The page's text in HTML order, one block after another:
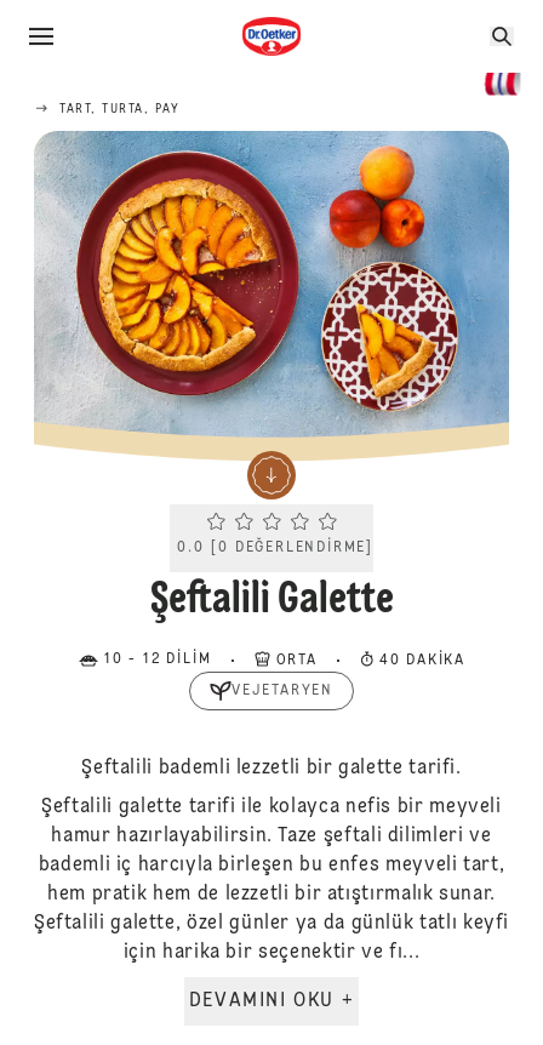
TART, TURTA, PAY
Current rating 0.0. Click to rate.
0.0 [0 DEĞERLENDIRME
Şeftalili Galette
10 - 12 DILIM ORTA 40 DAKIKA
VEJETARYEN
Şeftalili bademli lezzetli bir galette tarifi.
Şeftalili galette tarifi ile kolayca nefis bir meyveli
hamur hazırlayabilirsin. Taze şeftali dilimleri ve
bademli iç harcıyla birleşen bu enfes meyveli tart,
hem pratik hem de lezzetli bir atıştırmalık sunar.
Şeftalili galette, özel günler ya da günlük tatlı keyfi
için harika bir seçenektir ve fı...
DEVAMINI OKU +